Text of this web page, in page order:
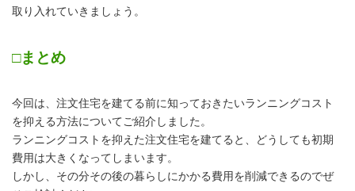
取り入れていきましょう。
□まとめ
今回は、注文住宅を建てる前に知っておきたいランニングコスト
を抑える方法についてご紹介しました。
ランニングコストを抑えた注文住宅を建てると、どうしても初期
費用は大きくなってしまいます。
しかし、その分その後の暮らしにかかる費用を削減できるのでぜ